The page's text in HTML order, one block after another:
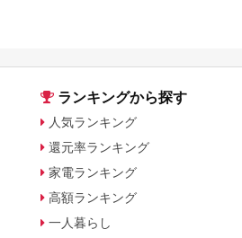
ランキングから探す
人気ランキング
還元率ランキング
家電ランキング
高額ランキング
一人暮らし